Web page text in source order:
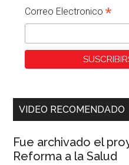
Correo Electronico*
VIDEO RECOMENDADO
Fue archivado el
Reforma a la Salud